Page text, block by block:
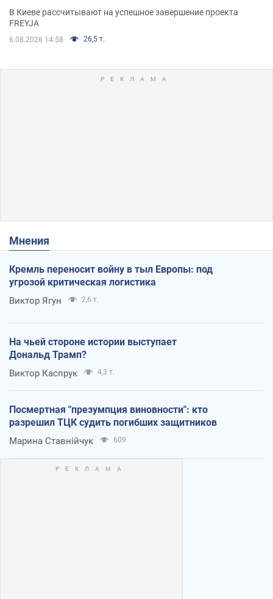
решения готовятся
В Киеве рассчитывают на успешное завершение проекта
FREYJA
6.08.2026 14:58 26,5 т.
Мнения
Кремль переносит войну в тыл Европы: под
угрозой критическая логистика
Виктор Ягун 2,6 т.
На чьей стороне истории выступает
Дональд Трамп?
Виктор Каспрук 4,3 т.
Посмертная "презумпция виновности": кто
разрешил ТЦК судить погибших защитников
Марина Ставнійчук 609